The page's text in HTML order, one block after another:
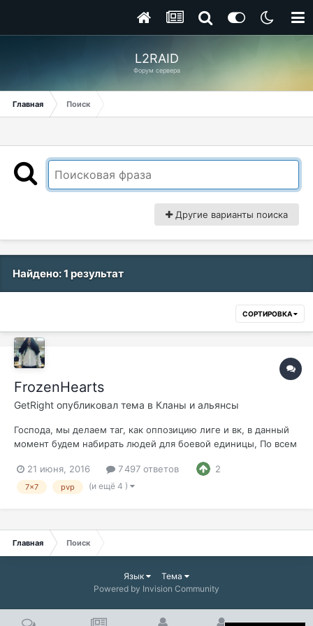
L2RAID
Форум сервера
Главная Поиск
Другие варианты поиска
Найдено: 1 результат
СОРТИРОВКА
FrozenHearts
GetRight опубликовал тема в Кланы и альянсы
Господа, мы делаем таг, как оппозицию лиге и вк, в данный
момент будем набирать людей для боевой единицы, По всем
и прочие приколюхи От вас: стабильность, посещение клан
мероприятий, говорилка мамбл... ну и потом еще
21 июня, 2016 7 497 ответов 2
7x7 pvp (и ещё 4 )
Главная Поиск
Язык
Тема
Powered by Invision Community